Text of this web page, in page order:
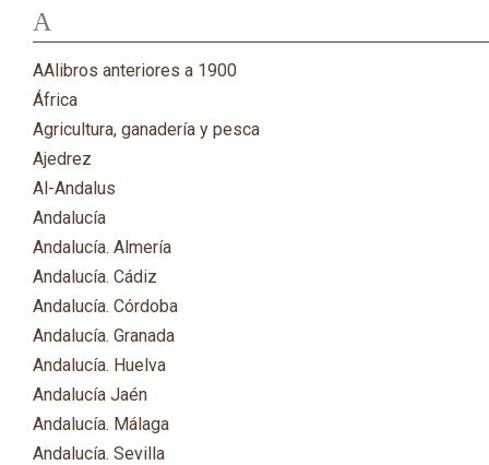
A
AAlibros anteriores a 1900
África
Agricultura, ganadería y pesca
Ajedrez
Al-Andalus
Andalucía
Andalucía. Almería
Andalucía. Cádiz
Andalucía. Córdoba
Andalucía. Granada
Andalucía. Huelva
Andalucía Jaén
Andalucía. Málaga
Andalucía. Sevilla